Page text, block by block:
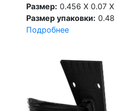
Размер: 0.456 X 0.07
Размер упаковки:
Подробнее